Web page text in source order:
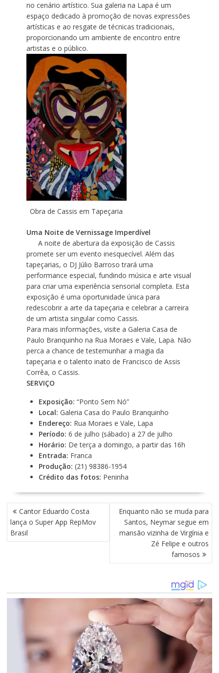
no cenário artístico. Sua galeria na Lapa é um
espaço dedicado à promoção de novas expressões
artísticas e ao resgate de técnicas tradicionais,
proporcionando um ambiente de encontro entre
artistas e o público.
Obra de Cassis em Tapeçaria
Uma Noite de Vernissage Imperdível
A noite de abertura da exposição de Cassis
promete ser um evento inesquecível. Além das
tapeçarias, o DJ Júlio Barroso trará uma
performance especial, fundindo música e arte visual
para criar uma experiência sensorial completa. Esta
exposição é uma oportunidade única para
redescobrir a arte da tapeçaria e celebrar a carreira
de um artista singular como Cassis.
Para mais informações, visite a Galeria Casa de
Paulo Branquinho na Rua Moraes e Vale, Lapa. Não
perca a chance de testemunhar a magia da
tapeçaria e o talento inato de Francisco de Assis
Corrêa, o Cassis.
SERVIÇO
Exposição: “Ponto Sem Nó”
Local: Galeria Casa do Paulo Branquinho
Endereço: Rua Moraes e Vale, Lapa
Período: 6 de julho (sábado) a 27 de julho
Horário: De terça a domingo, a partir das 16h
Entrada: Franca
Produção: (21) 98386-1954
Crédito das fotos: Peninha
N
A
V
E
O
Cantor Eduardo Costa
lança o Super App RepMov
Brasil
Enquanto não se muda para
Santos, Neymar segue em
mansão vizinha de Virgínia e
Zé Felipe e outros
famosos